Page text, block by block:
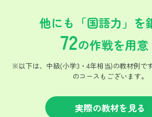
他にも「国語力」を
72の作戦を用意
※以下は、中級(小学3・4年相当)の教材例で
のコースもございます。
実際の教材を見る